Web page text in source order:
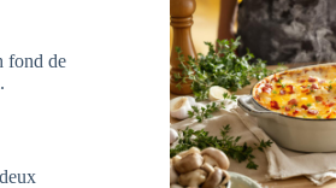
fond de